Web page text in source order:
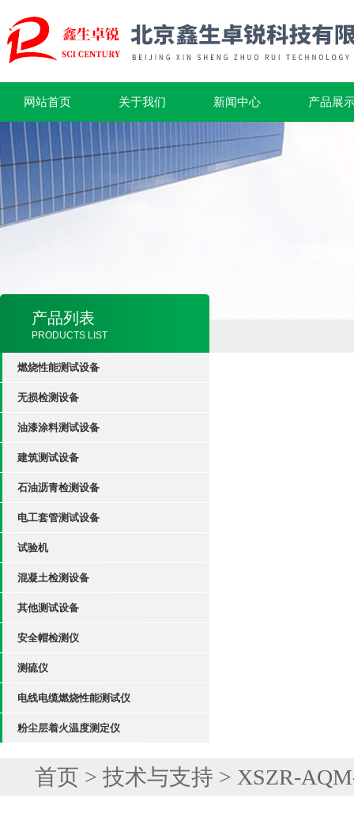
网站首页 关于我们 新闻中心 产品展
产品列表
PRODUCTS LIST
燃烧性能测试设备
无损检测设备
油漆涂料测试设备
建筑测试设备
石油沥青检测设备
电工套管测试设备
试验机
混凝土检测设备
其他测试设备
安全帽检测仪
测硫仪
电线电缆燃烧性能测试仪
粉尘层着火温度测定仪
首页 > 技术与支持 > XSZR-